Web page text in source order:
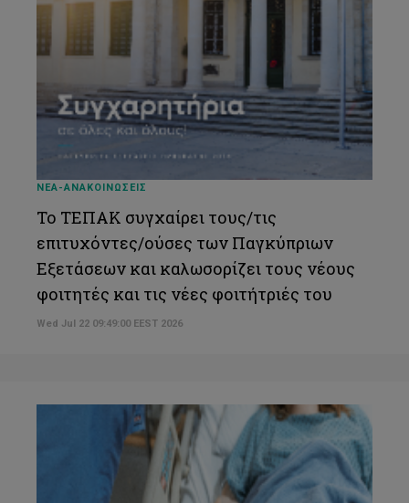
ΝΕΑ-ΑΝΑΚΟΙΝΩΣΕΙΣ
Το ΤΕΠΑΚ συγχαίρει τους/τις
επιτυχόντες/ούσες των Παγκύπριων
Εξετάσεων και καλωσορίζει τους νέους
φοιτητές και τις νέες φοιτήτριές του
Wed Jul 22 09:49:00 EEST 2026